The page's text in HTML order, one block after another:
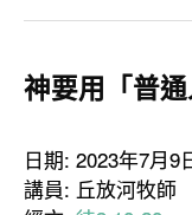
神要用「普通
日期: 2023年7月9
講員: 丘放河牧師